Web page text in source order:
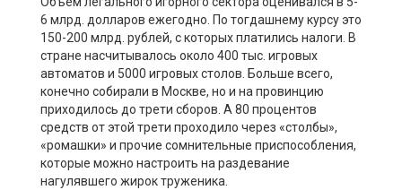
6 млрд. долларов ежегодно. По тогдашнему курсу это
150-200 млрд. рублей, с которых платились налоги. В
стране насчитывалось около 400 тыс. игровых
автоматов и 5000 игровых столов. Больше всего,
конечно собирали в Москве, но и на провинцию
приходилось до трети сборов. А 80 процентов
средств от этой трети проходило через «столбы»,
«ромашки» и прочие сомнительные приспособления,
которые можно настроить на раздевание
нагулявшего жирок труженика.